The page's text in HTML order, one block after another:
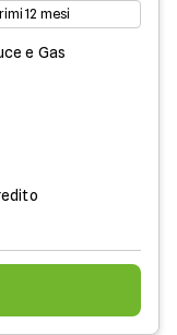
12 mesi
e Gas